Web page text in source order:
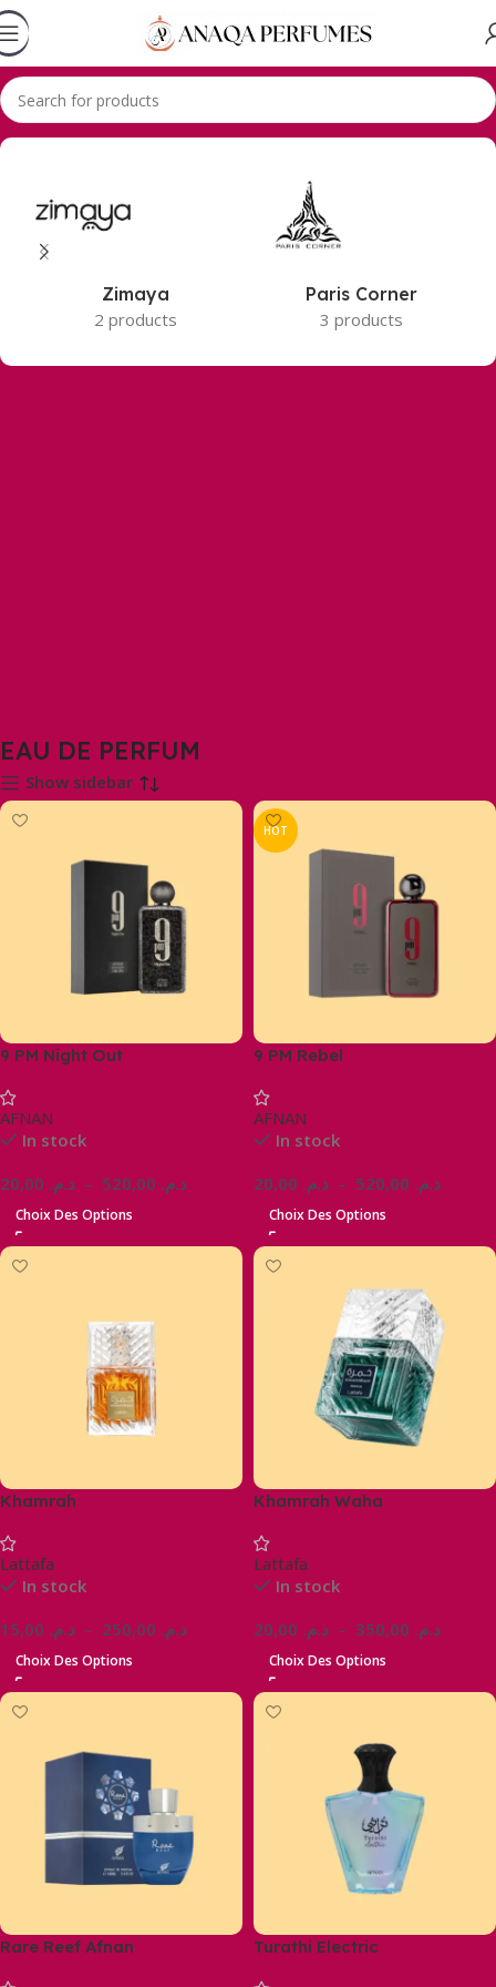
Accueil Produits identifiés “EAU DE PERFUM”
Zimaya
2 products
Paris Corner
3 products
EAU DE PERFUM
Show sidebar
9 PM Night Out
AFNAN
In stock
د.م. – د.م.
Choix Des Options
HOT
9 PM Rebel
AFNAN
In stock
د.م. – د.م.
Choix Des Options
Khamrah
Lattafa
In stock
د.م. – د.م.
Choix Des Options
Khamrah Waha
Lattafa
In stock
د.م. – د.م.
Choix Des Options
Rare Reef Afnan Turathi Electric